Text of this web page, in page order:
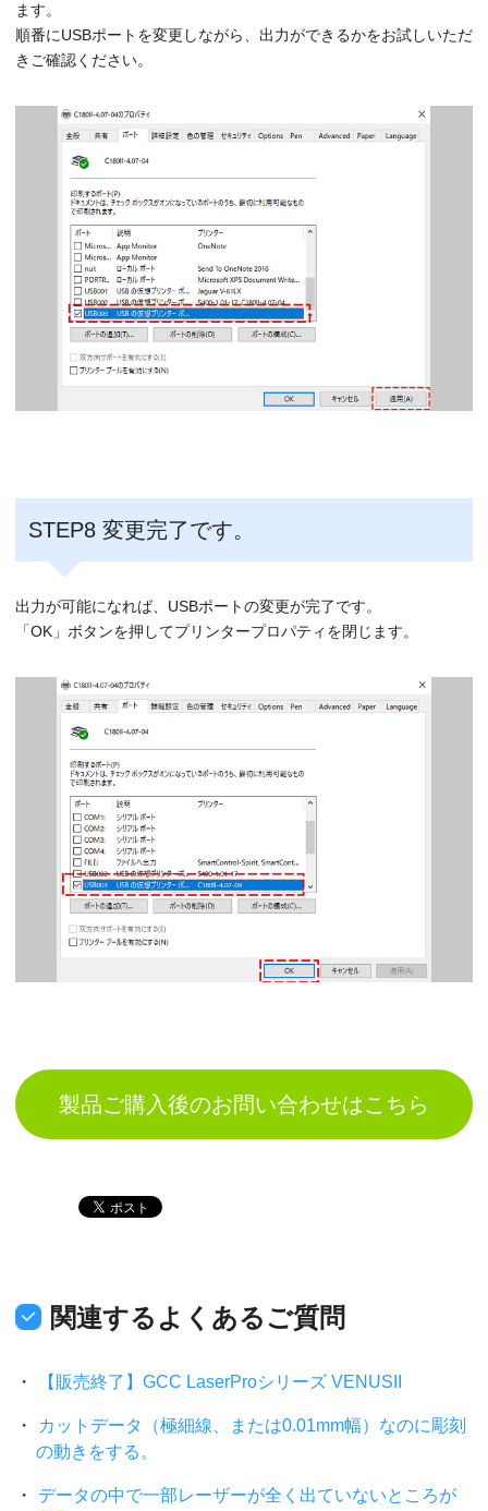
ます。
順番にUSBポートを変更しながら、出力ができるかをお試しいただ
きご確認ください。
STEP8 変更完了です。
出力が可能になれば、USBポートの変更が完了です。
「OK」ボタンを押してプリンタープロパティを閉じます。
製品ご購入後のお問い合わせはこちら
関連するよくあるご質問
【販売終了】GCC LaserProシリーズ VENUSII
カットデータ（極細線、または0.01mm幅）なのに彫刻
の動きをする。
データの中で一部レーザーが全く出ていないところが